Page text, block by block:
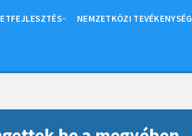
NEMZETKÖZI TEVÉKENYSÉG